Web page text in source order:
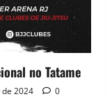
no Tatame
2024 0